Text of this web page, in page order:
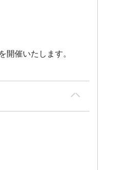
開催いたします。